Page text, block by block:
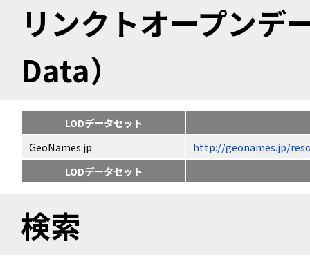
リンクトオープン
Data）
LODデータセット
GeoNames.jp
http://geonames.jp/
LODデータセット
検索